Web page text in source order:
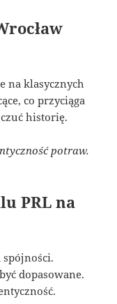
na klasycznych
co przyciąga
historię.
potraw.
PRL na
dopasowane.